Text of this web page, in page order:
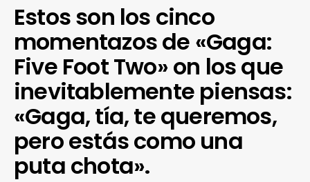
Estos son los cinco
momentazos de «Gaga:
Five Foot Two» on los que
inevitablemente piensas:
«Gaga, tía, te queremos,
pero estás como una
puta chota».